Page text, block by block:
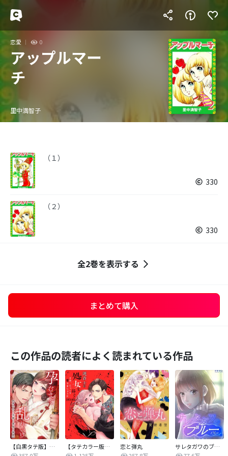
恋愛 0
アップルマー
チ
里中満智子
（１）
330
（２）
330
全2巻を表示する
まとめて購入
この作品の読者によく読まれている作品
【白黒タテ版】孕むまで乱れいけ～身代わり花嫁と軍服の猛愛
【タテカラー版】漣蒼士に処女を捧ぐ～さあ、じっくり愛でましょうか
恋と弾丸
サレタガワのブルー【タテヨミ】